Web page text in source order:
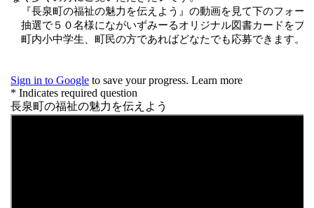
プライバシーポリシー
カスタマーハラスメントに
対する基本方針